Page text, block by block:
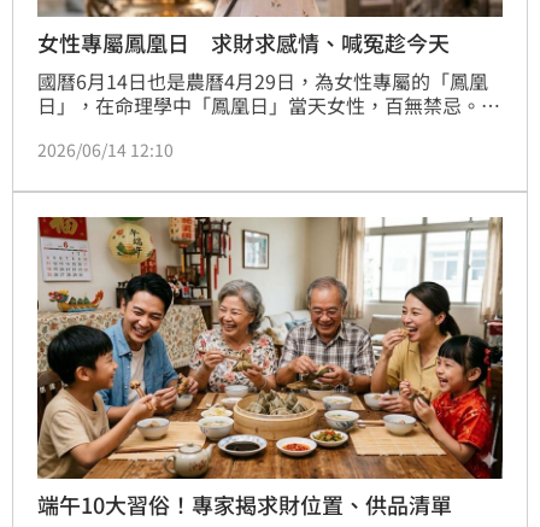
女性專屬鳳凰日 求財求感情、喊冤趁今天
國曆6月14日也是農曆4月29日，為女性專屬的「鳳凰
日」，在命理學中「鳳凰日」當天女性，百無禁忌。命
28天輪迴一次，當天非常適合求孕、求財、求健康，女
祈求喊冤，求公道。(陳韋帆)
2026/06/14 12:10
端午10大習俗！專家揭求財位置、供品清單